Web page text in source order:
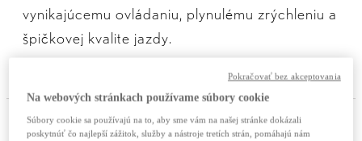
vynikajúcemu ovládaniu, plynulému zrýchleniu a
špičkovej kvalite jazdy.
Na webových stránkach používame súbory cookie
Súbory cookie sa používajú na to, aby sme vám na našej stránke dokázali
poskytnúť čo najlepší zážitok, služby a nástroje tretích strán, pomáhajú nám
Pokračovať bez akceptovania